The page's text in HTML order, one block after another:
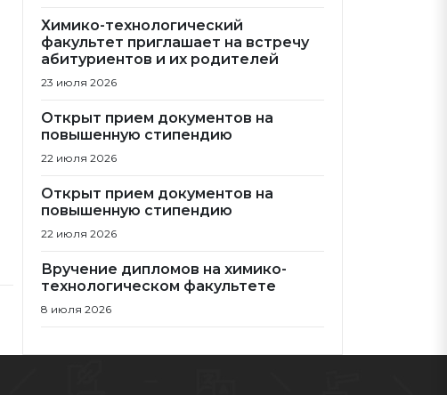
Химико-технологический
факультет приглашает на встречу
абитуриентов и их родителей
23 июля 2026
Открыт прием документов на
повышенную стипендию
22 июля 2026
Открыт прием документов на
повышенную стипендию
22 июля 2026
Вручение дипломов на химико-
технологическом факультете
8 июля 2026